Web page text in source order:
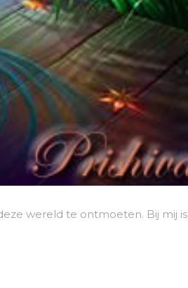
wereld te ontmoeten. Bij mij is